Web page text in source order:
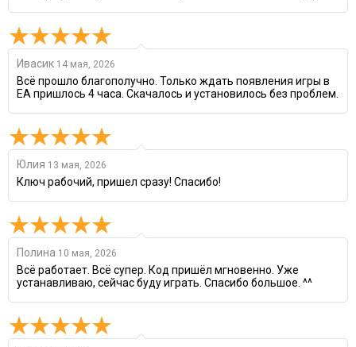
Ивасик 14 мая, 2026
Всё прошло благополучно. Только ждать появления игры в
ЕА пришлось 4 часа. Скачалось и установилось без проблем.
Юлия 13 мая, 2026
Ключ рабочий, пришел сразу! Спасибо!
Полина 10 мая, 2026
Всё работает. Всё супер. Код пришёл мгновенно. Уже
устанавливаю, сейчас буду играть. Спасибо большое. ^^